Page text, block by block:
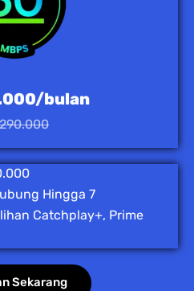
bulan
Hingga 7
Catchplay+, Prime
Sekarang